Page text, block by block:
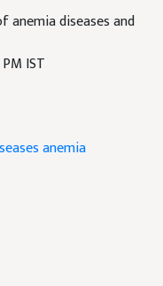
anemia diseases and
IST
anemia